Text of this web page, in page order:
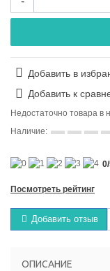
Добавить в
Добавить к
Недостаточно товара в
Наличие:
0/
Посмотреть рейтинг
Добавить отзыв
ОПИСАНИЕ